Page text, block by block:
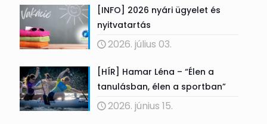
[INFO] 2026 nyári ügyelet és
nyitvatartás
2026. július 03.
[HÍR] Hamar Léna – “Élen a
tanulásban, élen a sportban”
2026. június 15.